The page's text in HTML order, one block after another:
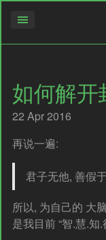
如何解开
22 Apr 2016
再说一遍:
君子无他, 善假
所以, 为自己的 大
是我目前 “智.慧.知